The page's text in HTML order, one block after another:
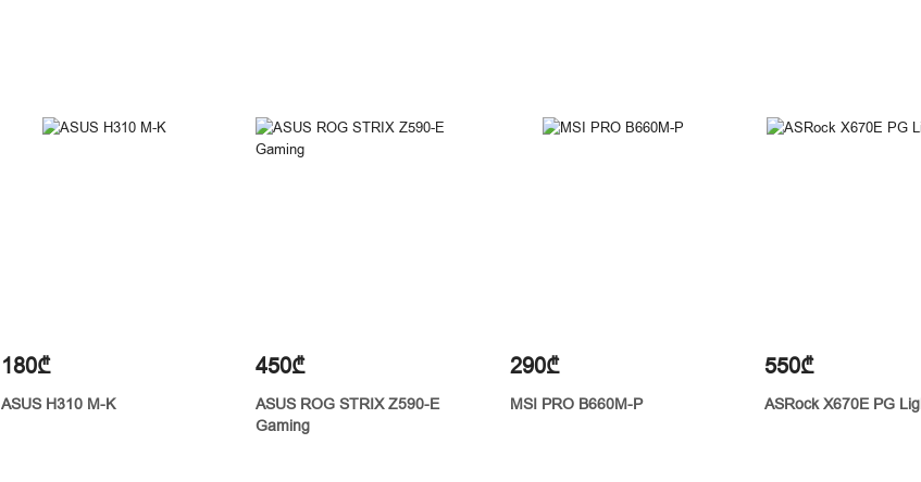
180₾
ASUS H310 M-K
450₾
ASUS ROG STRIX Z590-E
Gaming
290₾
MSI PRO B660M-P
550₾
ASRock X670E PG